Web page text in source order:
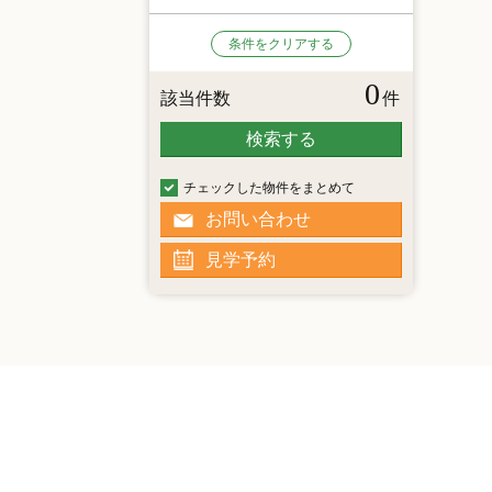
条件をクリアする
該当件数 0件
検索する
チェックした物件をまとめて
お問い合わせ
見学予約